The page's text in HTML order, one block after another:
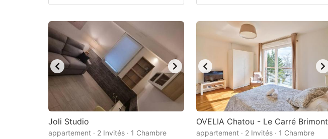
Joli Studio
appartement · 2 Invités · 1 Chambre
OVELIA Chatou - Le Carré Brimont
appartement · 2 Invités · 1 Chambre